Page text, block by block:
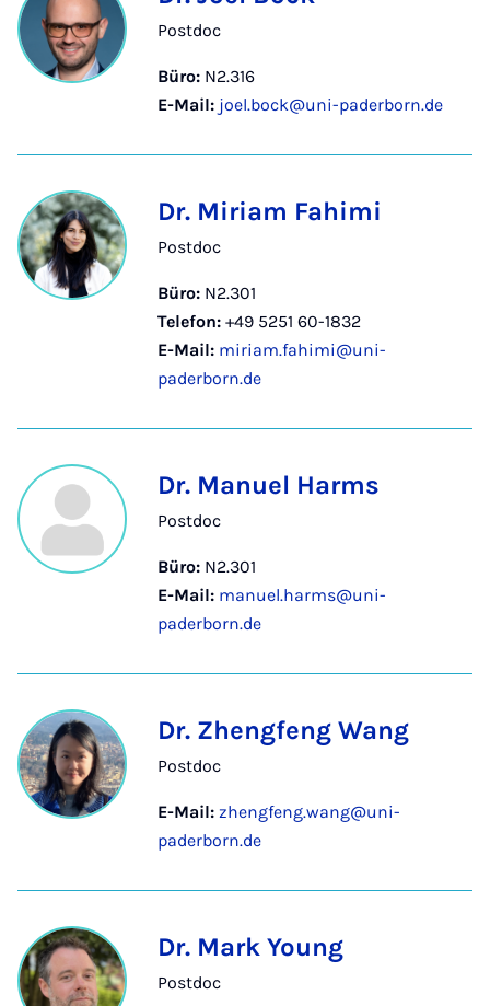
Postdoc
Büro: N2.316
E-Mail: joel.bock@uni-paderborn.de
Dr. Miriam Fahimi
Postdoc
Büro: N2.301
Telefon: +49 5251 60-1832
E-Mail: miriam.fahimi@uni-
paderborn.de
Dr. Manuel Harms
Postdoc
Büro: N2.301
E-Mail: manuel.harms@uni-
paderborn.de
Dr. Zhengfeng Wang
Postdoc
E-Mail: zhengfeng.wang@uni-
paderborn.de
Dr. Mark Young
Postdoc